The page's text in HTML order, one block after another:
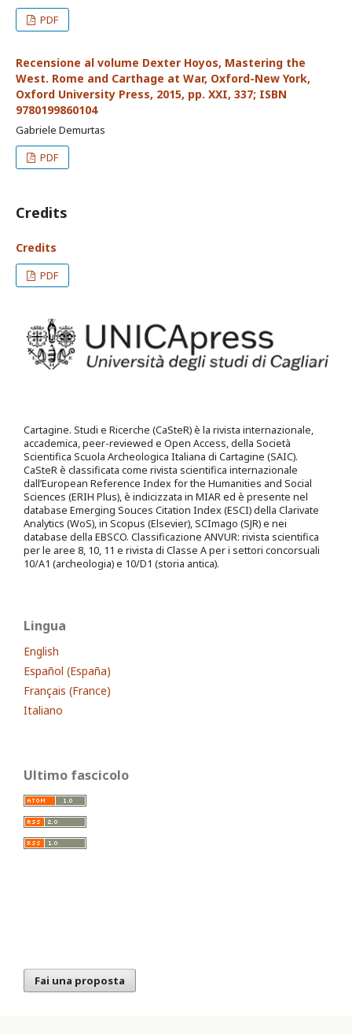
PDF
Recensione al volume Dexter Hoyos, Mastering the
West. Rome and Carthage at War, Oxford-New York,
Oxford University Press, 2015, pp. XXI, 337; ISBN
9780199860104
Gabriele Demurtas
PDF
Credits
Credits
PDF
Cartagine. Studi e Ricerche (CaSteR) è la rivista internazionale,
accademica, peer-reviewed e Open Access, della Società
Scientifica Scuola Archeologica Italiana di Cartagine (SAIC).
CaSteR è classificata come rivista scientifica internazionale
dall’European Reference Index for the Humanities and Social
Sciences (ERIH Plus), è indicizzata in MIAR ed è presente nel
database Emerging Souces Citation Index (ESCI) della Clarivate
Analytics (WoS), in Scopus (Elsevier), SCImago (SJR) e nei
database della EBSCO. Classificazione ANVUR: rivista scientifica
per le aree 8, 10, 11 e rivista di Classe A per i settori concorsuali
10/A1 (archeologia) e 10/D1 (storia antica).
Lingua
English
Español (España)
Français (France)
Italiano
Ultimo fascicolo
Fai una proposta